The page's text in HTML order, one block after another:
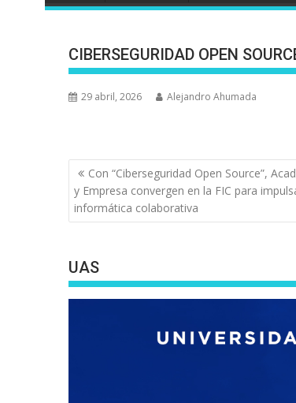
CIBERSEGURIDAD OPEN
29 abril, 2026 Alejandro Ahumada
Navegación
de
entradas
Con “Ciberseguridad Open Source”,
y Empresa convergen en la FIC para
informática colaborativa
UAS